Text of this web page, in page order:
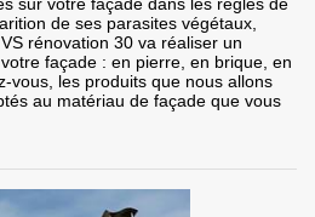
sur votre façade dans les règles de
de ses parasites végétaux,
rénovation 30 va réaliser un
façade : en pierre, en brique, en
vous, les produits que nous allons
au matériau de façade que vous